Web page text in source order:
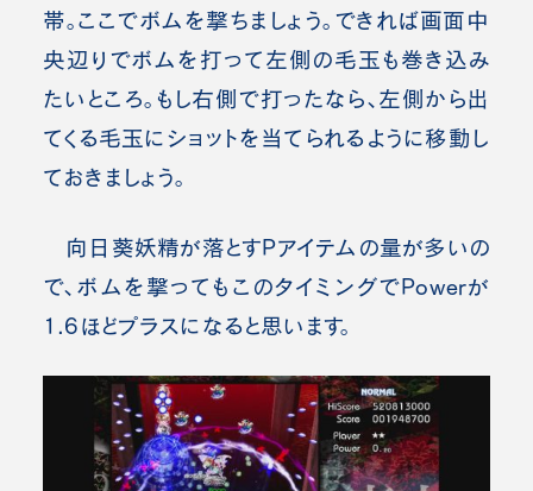
帯。 ここでボムを撃ちましょう。できれば画面中
央辺りでボムを打って左側の毛玉も巻き込み
たいところ。もし右側で打ったなら、左側から出
てくる毛玉にショットを当てられるように移動し
ておきましょう。
向日葵妖精が落とすPアイテムの量が多いの
で、ボムを撃ってもこのタイミングでPowerが
1.6ほどプラスになると思います。